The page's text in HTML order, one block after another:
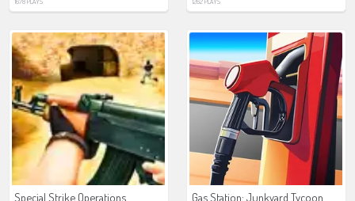
Special Strike Operations Gas Station: Junkyard Tycoon